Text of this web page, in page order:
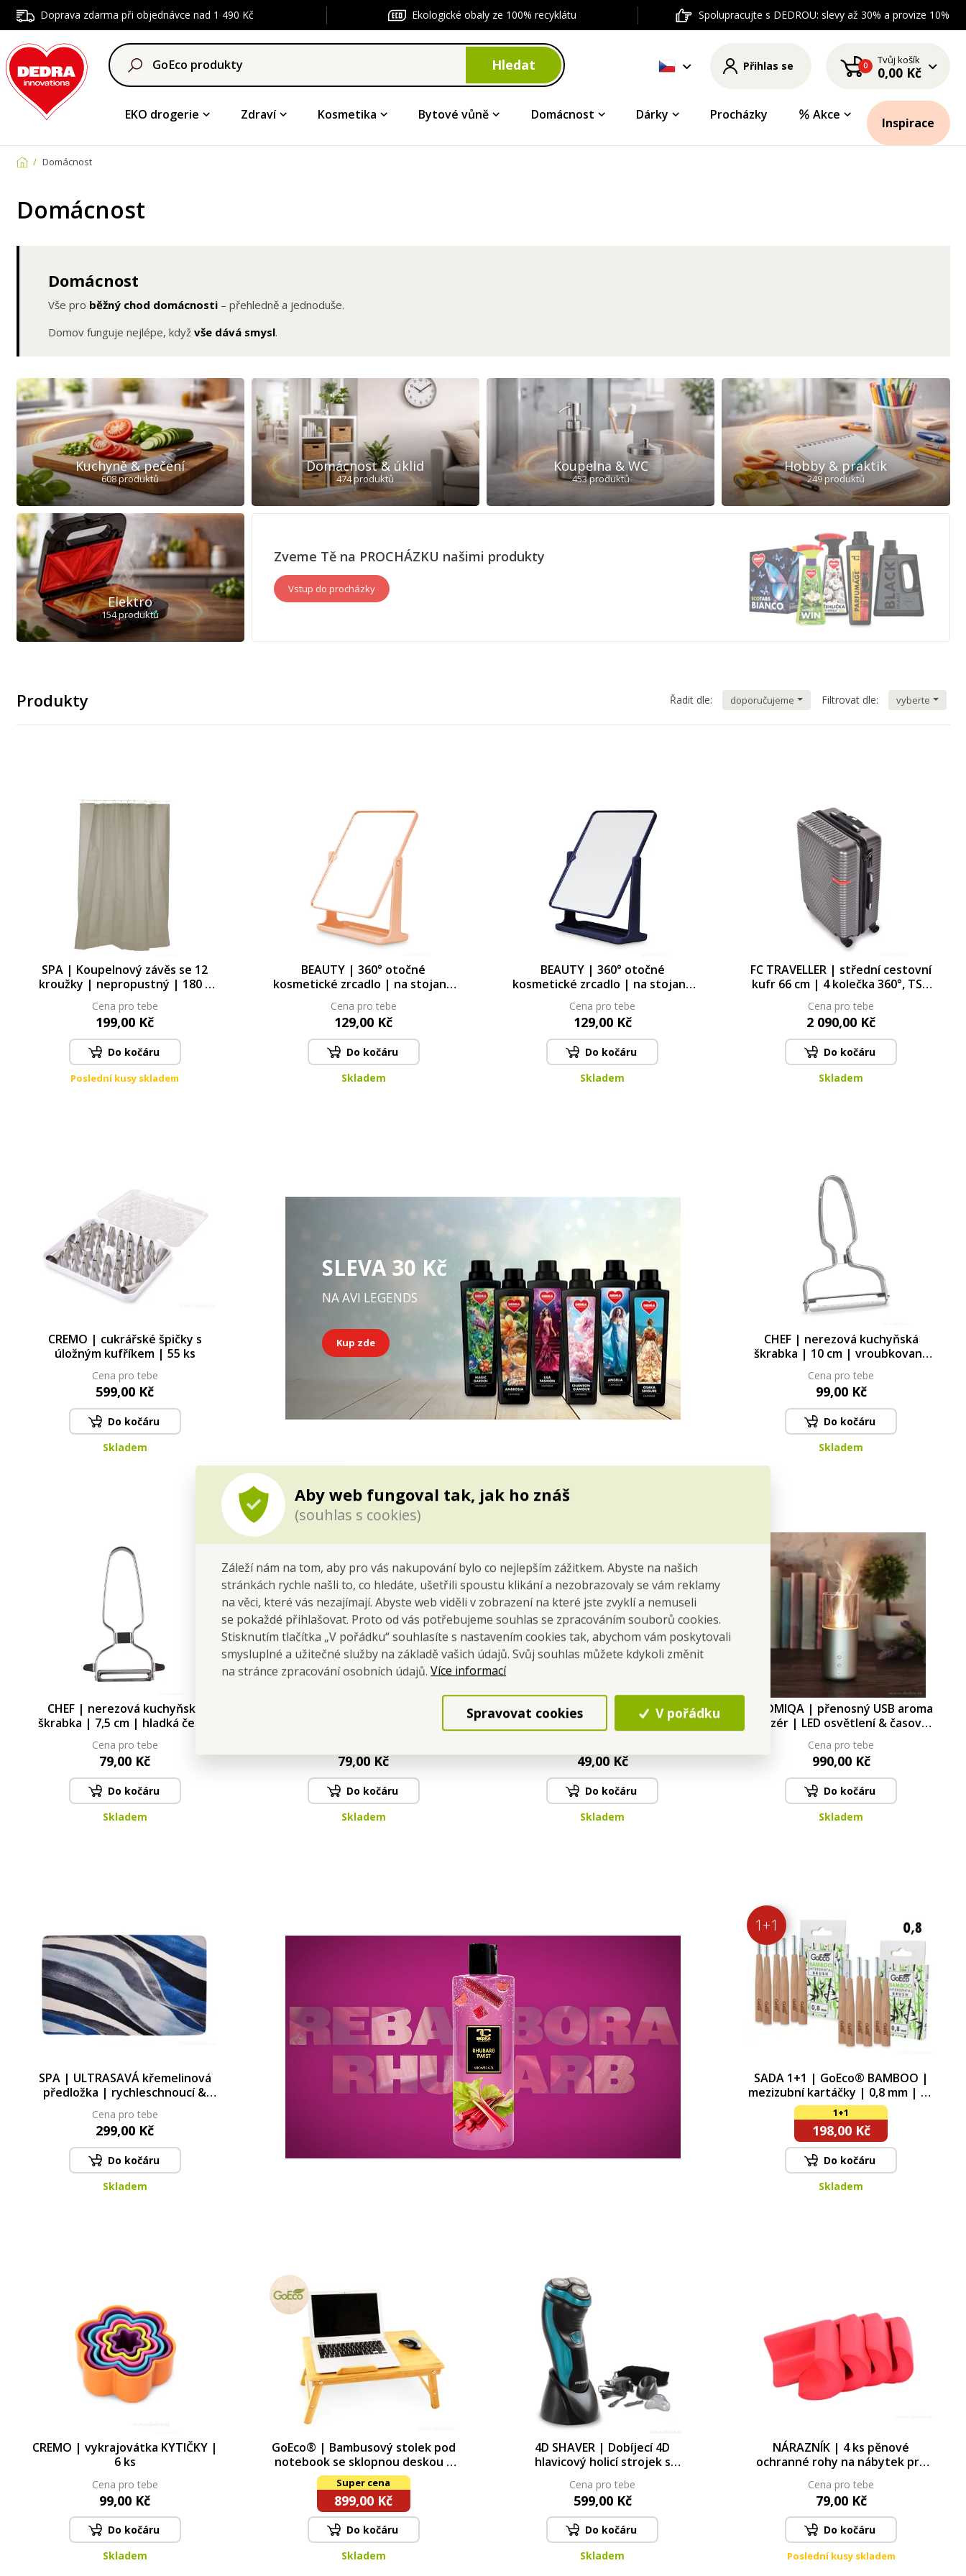
Doprava zdarma při objednávce nad 1 490 Kč Ekologické obaly ze 100% recyklátu Spolupracujte s DEDROU: slevy až 30% a provize 10%
Hledat Přihlas se 0 Tvůj košík
0,00 Kč
EKO drogerie Zdraví Kosmetika Bytové vůně Domácnost Dárky Procházky Akce
Inspirace
Aby web fungoval tak, jak ho znáš
(souhlas s cookies)
Záleží nám na tom, aby pro vás nakupování bylo co nejlepším zážitkem. Abyste na našich
stránkách rychle našli to, co hledáte, ušetřili spoustu klikání a nezobrazovaly se vám reklamy
na věci, které vás nezajímají. Abyste web viděli v zobrazení na které jste zvyklí a nemuseli
se pokaždé přihlašovat. Proto od vás potřebujeme souhlas se zpracováním souborů cookies.
Stisknutím tlačítka „V pořádku“ souhlasíte s nastavením cookies tak, abychom vám poskytovali
smysluplné a užitečné služby na základě vašich údajů. Svůj souhlas můžete kdykoli změnit
na stránce zpracování osobních údajů.Více informací
Spravovat cookies V pořádku
Domácnost
Domácnost
Domácnost
Vše pro běžný chod domácnosti– přehledně a jednoduše.
Domov funguje nejlépe, když vše dává smysl.
Kuchyně & pečení
608 produktů
Domácnost & úklid
474 produktů
Koupelna & WC
453 produktů
Hobby & praktik
249 produktů
Elektro
154 produktů
Zveme Tě na PROCHÁZKU našimi produkty
Vstup do procházky
Produkty Řadit dle: doporučujeme Filtrovat dle: vyberte
SPA | Koupelnový závěs se 12
kroužky | nepropustný | 180 ×
180 cm | přírodní
Cena pro tebe
199,00 Kč
Do kočáru
Poslední kusy skladem
BEAUTY | 360° otočné
kosmetické zrcadlo | na stojanu
| elegantní pomocník pro líčení |
meruňkové
Cena pro tebe
129,00 Kč
Do kočáru
Skladem
BEAUTY | 360° otočné
kosmetické zrcadlo | na stojanu
| elegantní pomocník pro líčení |
tmavě modré
Cena pro tebe
129,00 Kč
Do kočáru
Skladem
FC TRAVELLER | střední cestovní
kufr 66 cm | 4 kolečka 360°, TSA
zámek & výsuvná rukojeť |
platinový
Cena pro tebe
2 090,00 Kč
Do kočáru
Skladem
CREMO | cukrářské špičky s
úložným kufříkem | 55 ks
Cena pro tebe
599,00 Kč
Do kočáru
Skladem
SLEVA 30 Kč
NA AVI LEGENDS
Kup zde
CHEF | nerezová kuchyňská
škrabka | 10 cm | vroubkovaná
čepel na měkké plody
Cena pro tebe
99,00 Kč
Do kočáru
Skladem
CHEF | nerezová kuchyňská
škrabka | 7,5 cm | hladká čepel
na zeleninu
Cena pro tebe
79,00 Kč
Do kočáru
Skladem
79,00 Kč
Do kočáru
Skladem
KÁČÁTKO | věšák na ručníky &
utěrky bez poutka | samolepicí
7 cm
49,00 Kč
Do kočáru
Skladem
AROMIQA | přenosný USB aroma
difuzér | LED osvětlení & časovač
| sonická technologie
Cena pro tebe
990,00 Kč
Do kočáru
Skladem
SPA | ULTRASAVÁ křemelinová
předložka | rychleschnoucí &
protiskluzová | 80 × 50 cm |
waves
Cena pro tebe
299,00 Kč
Do kočáru
Skladem
1+1
SADA 1+1 | GoEco® BAMBOO |
mezizubní kartáčky | 0,8 mm | 12
ks | z bambusu
1+1
198,00 Kč
Do kočáru
Skladem
CREMO | vykrajovátka KYTIČKY |
6 ks
Cena pro tebe
99,00 Kč
Do kočáru
Skladem
GoEco® | Bambusový stolek pod
notebook se sklopnou deskou a
větracími otvory | 55 cm
Super cena
899,00 Kč
Do kočáru
Skladem
4D SHAVER | Dobíjecí 4D
hlavicový holicí strojek s
Cena pro tebe
599,00 Kč
Do kočáru
Skladem
NÁRAZNÍK | 4 ks pěnové
ochranné rohy na nábytek pro
Cena pro tebe
79,00 Kč
Do kočáru
Poslední kusy skladem